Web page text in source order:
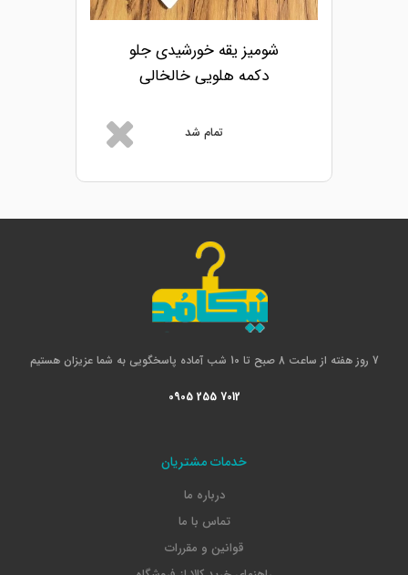
شومیز یقه خورشیدی جلو
دکمه هلویی خالخالی
تمام شد
7 روز هفته از ساعت 8 صبح تا 10 شب آماده پاسخگویی به شما عزیزان هستیم
0905 255 7012
خدمات مشتریان
درباره ما
تماس با ما
قوانین و مقررات